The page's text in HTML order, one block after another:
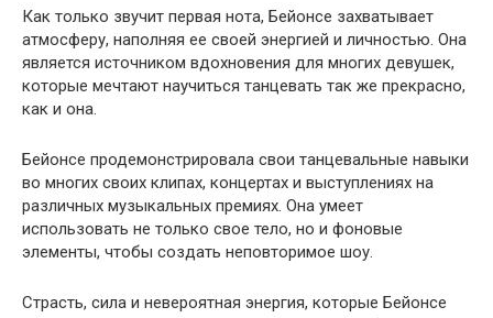
Как только звучит первая нота, Бейонсе захватывает
атмосферу, наполняя ее своей энергией и личностью. Она
является источником вдохновения для многих девушек,
которые мечтают научиться танцевать так же прекрасно,
как и она.
Бейонсе продемонстрировала свои танцевальные навыки
во многих своих клипах, концертах и выступлениях на
различных музыкальных премиях. Она умеет
использовать не только свое тело, но и фоновые
элементы, чтобы создать неповторимое шоу.
Страсть, сила и невероятная энергия, которые Бейонсе